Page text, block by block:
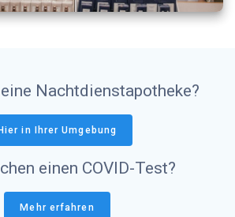
Nachtdienstapotheke?
Hier in Ihrer Umgebung
einen COVID-Test?
Mehr erfahren